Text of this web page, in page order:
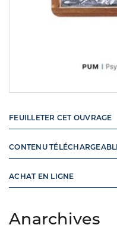
Anarchives
FEUILLETER CET OUVRAGE
CONTENU
ACHAT EN LIGNE